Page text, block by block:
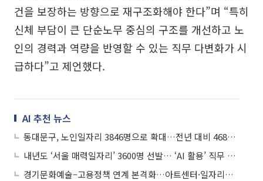
건을 보장하는 방향으로 재구조화해야 한다”며 “특히
신체 부담이 큰 단순노무 중심의 구조를 개선하고 노
인의 경력과 역량을 반영할 수 있는 직무 다변화가 시
급하다”고 제언했다.
AI 추천 뉴스
동대문구, 노인일자리 3846명으로 확대…전년 대비 468명 늘렸다
내년도 ‘서울 매력일자리’ 3600명 선발… ‘AI 활용’ 직무 신설
경기문화예술–고용정책 연계 본격화…아트센터·일자리재단 협약